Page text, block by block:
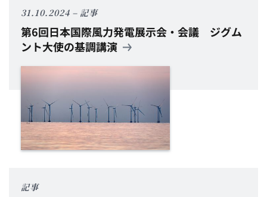
31.10.2024 記事
第6回日本国際風力発電展示会・会議
ジグム
ント大使の基調講演
記事